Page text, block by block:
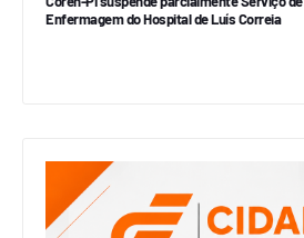
Enfermagem do Hospital de Luís Correia